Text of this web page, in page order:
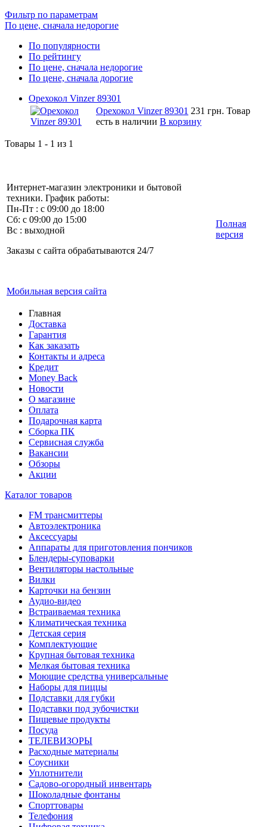
Фильтр по параметрам
По цене, сначала недорогие
По популярности
По рейтингу
По цене, сначала недорогие
По цене, сначала дорогие
Орехокол Vinzer 89301
Орехокол Vinzer 89301 231 грн. Товар
есть в наличии В корзину
Товары 1 - 1 из 1
Интернет-магазин электроники и бытовой
техники. График работы:
Пн-Пт : с 09:00 до 18:00
Сб: с 09:00 до 15:00
Вс : выходной
Заказы с сайта обрабатываются 24/7
Мобильная версия сайта
Полная
версия
Главная
Доставка
Гарантия
Как заказать
Контакты и адреса
Кредит
Money Back
Новости
О магазине
Оплата
Подарочная карта
Сборка ПК
Сервисная служба
Вакансии
Обзоры
Акции
Каталог товаров
FM трансмиттеры
Автоэлектроника
Аксессуары
Аппараты для приготовления пончиков
Блендеры-суповарки
Вентиляторы настольные
Вилки
Карточки на бензин
Аудио-видео
Встраиваемая техника
Климатическая техника
Детская серия
Комплектующие
Крупная бытовая техника
Мелкая бытовая техника
Моющие средства универсальные
Наборы для пиццы
Подставки для губки
Подставки под зубочистки
Пищевые продукты
Посуда
ТЕЛЕВИЗОРЫ
Расходные материалы
Соусники
Уплотнители
Садово-огородный инвентарь
Шоколадные фонтаны
Спорттовары
Телефония